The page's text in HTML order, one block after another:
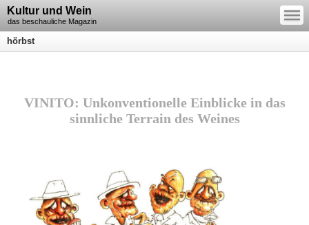
Kultur und Wein
das beschauliche Magazin
—
—
—
hörbst
VINITO: Unkonventionelle Einblicke in das
sinnliche Terrain des Weines